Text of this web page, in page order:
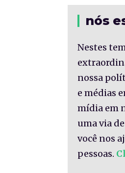
nós
Nestes
nossa
e médias
mídia em
uma via
você nos
pessoas.